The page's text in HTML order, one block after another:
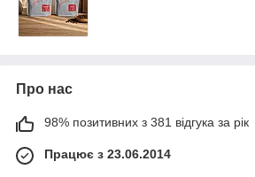
Про нас
98% позитивних з 381 відгука за рік
Працює з 23.06.2014